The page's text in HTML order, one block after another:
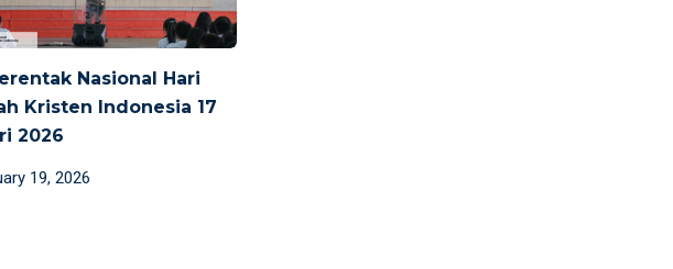
Nasional Hari
Kristen Indonesia 17
2026
19, 2026